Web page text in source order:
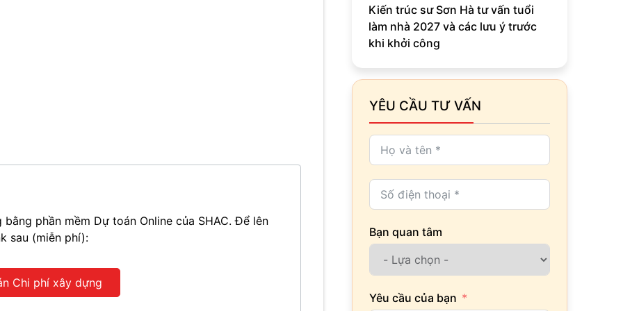
phần mềm Dự toán Online của SHAC. Để lên
sau (miễn phí):
Chi phí xây dựng
Kiến trúc sư Sơn Hà tư vấn tuổi
làm nhà 2027 và các lưu ý trước
khi khởi công
YÊU CẦU TƯ VẤN
Bạn quan tâm
Yêu cầu của bạn